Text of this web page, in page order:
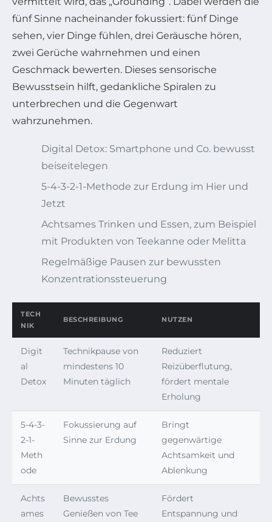
fünf Sinne nacheinander fokussiert: fünf Dinge
sehen, vier Dinge fühlen, drei Geräusche hören,
zwei Gerüche wahrnehmen und einen
Geschmack bewerten. Dieses sensorische
Bewusstsein hilft, gedankliche Spiralen zu
unterbrechen und die Gegenwart
wahrzunehmen.
Digital Detox: Smartphone und Co. bewusst
beiseitelegen
5-4-3-2-1-Methode zur Erdung im Hier und
Jetzt
Achtsames Trinken und Essen, zum Beispiel
mit Produkten von Teekanne oder Melitta
Regelmäßige Pausen zur bewussten
Konzentrationssteuerung
TECH
NIK
BESCHREIBUNG NUTZEN
Digit
al
Detox
Technikpause von
mindestens 10
Minuten täglich
Reduziert
Reizüberflutung,
fördert mentale
Erholung
5-4-3-
2-1-
Meth
ode
Fokussierung auf
Sinne zur Erdung
Bringt
gegenwärtige
Achtsamkeit und
Ablenkung
Achts
ames
Bewusstes
Genießen von Tee
Fördert
Entspannung und